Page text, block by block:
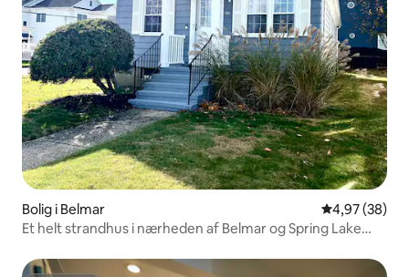
Bolig i Belmar 4,97 ud af 5 i
4,97 (38)
Et helt strandhus i nærheden af Belmar og Spring Lake